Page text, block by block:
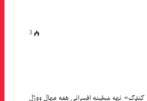
3
کنډک» نهه ښځینه افسرانې هغه مهال ووژل